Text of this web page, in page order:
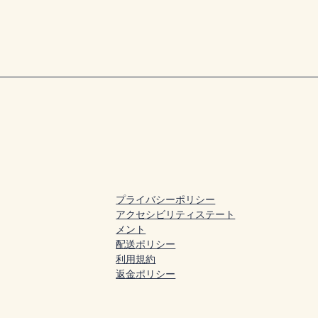
プライバシーポリシー
アクセシビリティステート
メント
配送ポリシー
利用規約
返金ポリシー